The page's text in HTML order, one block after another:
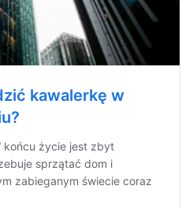
kawalerkę w
końcu życie jest zbyt
sprzątać dom i
zabieganym świecie coraz